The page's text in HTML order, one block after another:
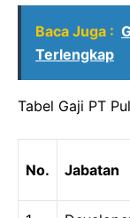
Baca Juga :
Terlengkap
Tabel Gaji PT
No. Jabatan